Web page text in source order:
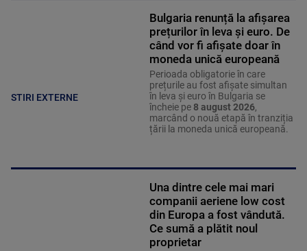
STIRI EXTERNE
Bulgaria renunță la afișarea
prețurilor în leva și euro. De
când vor fi afișate doar în
moneda unică europeană
Perioada obligatorie în care
prețurile au fost afișate simultan
în leva și euro în Bulgaria se
încheie pe 8 august 2026,
marcând o nouă etapă în tranziția
țării la moneda unică europeană.
Una dintre cele mai mari
companii aeriene low cost
din Europa a fost vândută.
Ce sumă a plătit noul
proprietar